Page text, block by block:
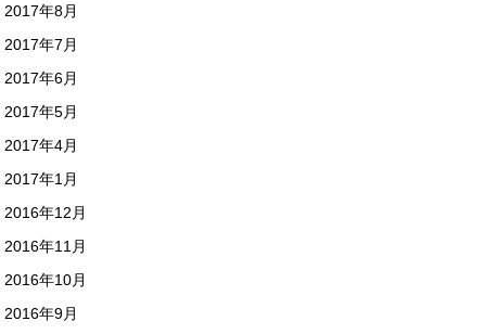
2017年8月
2017年7月
2017年6月
2017年5月
2017年4月
2017年1月
2016年12月
2016年11月
2016年10月
2016年9月